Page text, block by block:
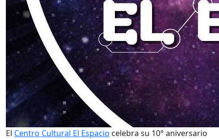
El Centro Cultural El Espacio celebra su 10° aniversario